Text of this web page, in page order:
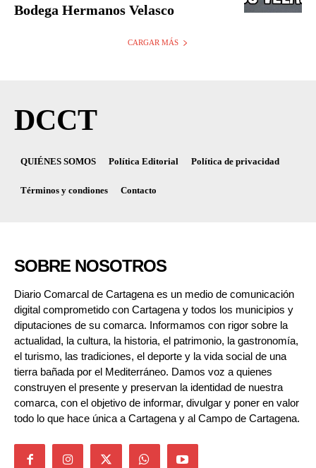
Bodega Hermanos Velasco
CARGAR MÁS
DCCT
QUIÉNES SOMOS Política Editorial Política de privacidad
Términos y condiones Contacto
SOBRE NOSOTROS
Diario Comarcal de Cartagena es un medio de comunicación
digital comprometido con Cartagena y todos los municipios y
diputaciones de su comarca. Informamos con rigor sobre la
actualidad, la cultura, la historia, el patrimonio, la gastronomía,
el turismo, las tradiciones, el deporte y la vida social de una
tierra bañada por el Mediterráneo. Damos voz a quienes
construyen el presente y preservan la identidad de nuestra
comarca, con el objetivo de informar, divulgar y poner en valor
todo lo que hace única a Cartagena y al Campo de Cartagena.